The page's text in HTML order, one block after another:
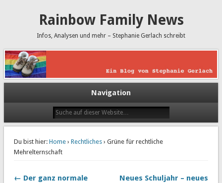
Rainbow Family News
Infos, Analysen und mehr – Stephanie Gerlach schreibt
Navigation
Du bist hier: Home› Rechtliches› Grüne für rechtliche
Mehrelternschaft
← Der ganz normale
Neues Schuljahr – neues